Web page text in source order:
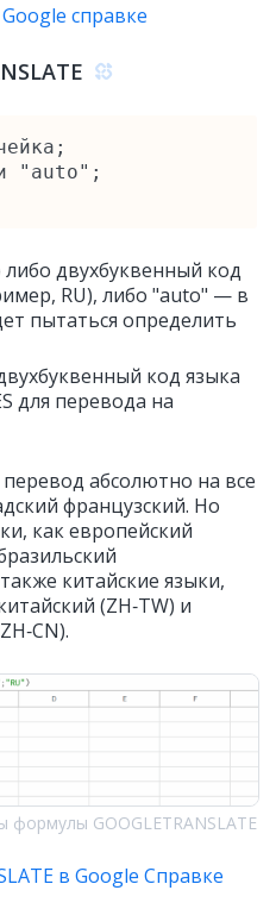
справке
"auto";
двухбуквенный код
RU), либо "auto" — в
пытаться определить
код языка
для перевода на
абсолютно на все
французский. Но
как европейский
китайские языки,
(ZH‑TW) и
формулы GOOGLETRANSLATE
в Google Справке